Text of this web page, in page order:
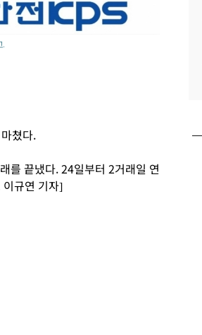
.
쳤다.
를 끝냈다. 24일부터 2거래일 연
규연 기자]